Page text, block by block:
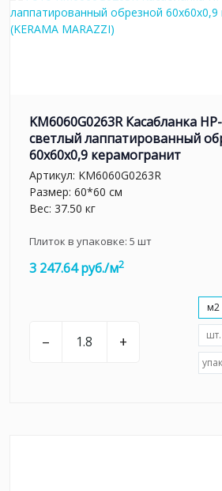
KM6060G0263R Касабланка
светлый лаппатированный
60x60x0,9 керамогранит
Артикул: KM6060G0263R
Размер: 60*60 см
Вес: 37.50 кг
Плиток в упаковке: 5 шт
3 247.64 руб./м2
– +
м2
шт.